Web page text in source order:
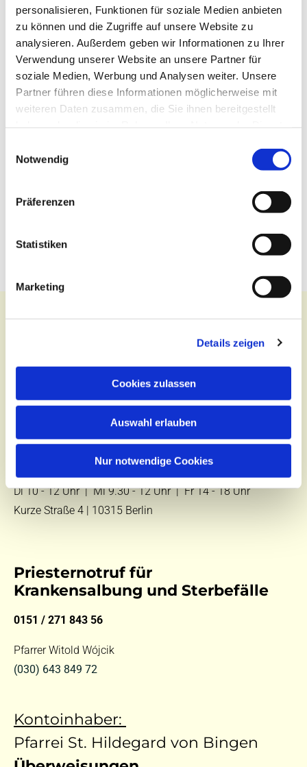
personalisieren, Funktionen für soziale Medien anbieten
zu können und die Zugriffe auf unsere Website zu
analysieren. Außerdem geben wir Informationen zu Ihrer
Verwendung unserer Website an unsere Partner für
soziale Medien, Werbung und Analysen weiter. Unsere
Partner führen diese Informationen möglicherweise mit
weiteren Daten zusammen, die Sie ihnen bereitgestellt
Notwendig
Präferenzen
Statistiken
Marketing
Details zeigen
Cookies zulassen
Auswahl erlauben
Nur notwendige Cookies
Kontakt
Tel.:
E-Mail:kontakt@st-hildegard-von-bingen.de
Di 10 - 12 Uhr |Mi 9.30 - 12 Uhr |Fr 14 - 18 Uhr
Kurze Straße 4 | 10315 Berlin
Priesternotruf für
Krankensalbung und Sterbefälle
0151 / 271 843 56
Pfarrer Witold Wójcik
(030) 643 849 72
Kontoinhaber:
Pfarrei St. Hildegard von Bingen